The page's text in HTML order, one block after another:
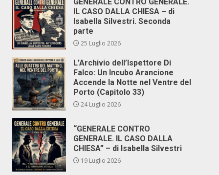
IL CASO DALLA CHIESA – di
Isabella Silvestri. Seconda
parte
25 Luglio 2026
L’Archivio dell’Ispettore Di
Falco: Un Incubo Arancione
Accende la Notte nel Ventre del
Porto (Capitolo 33)
24 Luglio 2026
“GENERALE CONTRO
GENERALE. IL CASO DALLA
CHIESA” – di Isabella Silvestri
19 Luglio 2026